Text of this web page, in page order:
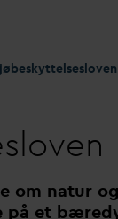
om natur
på et